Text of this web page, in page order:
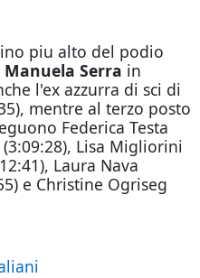
piu alto del podio
Manuela Serra in
l'ex azzurra di sci di
mentre al terzo posto
Federica Testa
Lisa Migliorini
Laura Nava
e Christine Ogriseg